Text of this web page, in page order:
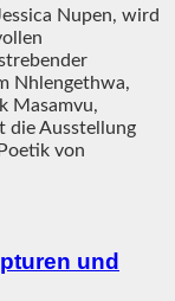
Nupen, wird
Nhlengethwa,
Masamvu,
die Ausstellung
von
und